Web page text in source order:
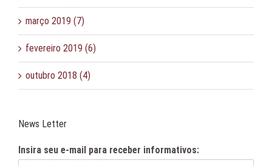
março 2019 (7)
fevereiro 2019 (6)
outubro 2018 (4)
News Letter
Insira seu e-mail para receber informativos: